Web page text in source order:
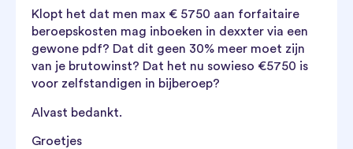
Klopt het dat men max € 5750 aan forfaitaire
beroepskosten mag inboeken in dexxter via een
gewone pdf? Dat dit geen 30% meer moet zijn
van je brutowinst? Dat het nu sowieso €5750 is
voor zelfstandigen in bijberoep?
Alvast bedankt.
Groetjes